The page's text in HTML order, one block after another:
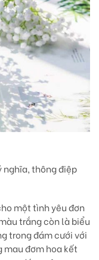
nghĩa, thông điệp
một tình yêu đơn
trắng còn là biểu
trong đám cưới với
mau đơm hoa kết